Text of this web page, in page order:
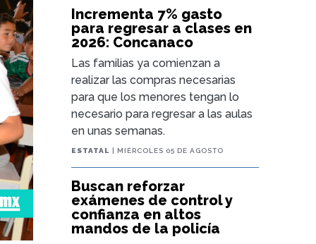
Incrementa 7% gasto
para regresar a clases en
2026: Concanaco
Las familias ya comienzan a
realizar las compras necesarias
para que los menores tengan lo
necesario para regresar a las aulas
en unas semanas.
ESTATAL | MIÉRCOLES 05 DE AGOSTO
Buscan reforzar
exámenes de control y
confianza en altos
mandos de la policía